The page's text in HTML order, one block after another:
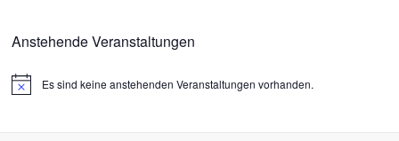
Anstehende Veranstaltungen
H
Es sind keine anstehenden Veranstaltungen vorhanden.